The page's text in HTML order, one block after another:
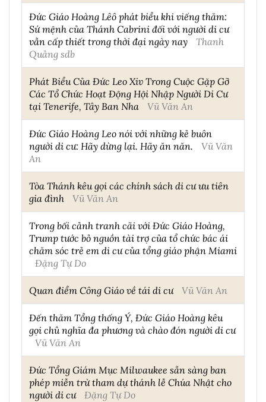
Đức Giáo Hoàng Lêô phát biểu khi viếng thăm:
Sứ mệnh của Thánh Cabrini đối với người di cư
vẫn cấp thiết trong thời đại ngày nay
Thanh
Quảng sdb
Phát Biểu Của Đức Leo Xiv Trong Cuộc Gặp Gỡ
Các Tổ Chức Hoạt Động Hội Nhập Người Di Cư
tại Tenerife, Tây Ban Nha
Vũ Văn An
Đức Giáo Hoàng Leo nói với những kẻ buôn
người di cư: Hãy dừng lại. Hãy ăn năn.
Vũ Văn
An
Tòa Thánh kêu gọi các chính sách di cư ưu tiên
gia đình
Vũ Văn An
Trong bối cảnh tranh cãi với Đức Giáo Hoàng,
Trump tước bỏ nguồn tài trợ của tổ chức bác ái
chăm sóc trẻ em di cư của tổng giáo phận Miami
Đặng Tự Do
Quan điểm Công Giáo về tái di cư Vũ Văn An
Đến thăm Tổng thống Ý, Đức Giáo Hoàng kêu
gọi chủ nghĩa đa phương và chào đón người di cư
Vũ Văn An
Đức Tổng Giám Mục Milwaukee sẵn sàng ban
phép miễn trừ tham dự thánh lễ Chúa Nhật cho
người di cư
Đặng Tự Do